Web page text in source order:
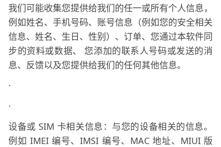
我们可能收集您提供给我们的任一或所有个人信息，
例如姓名、手机号码、账号信息（例如您的安全相关
信息、姓名、生日、性别）、订单、您通过本软件同
步的资料或数据、
您添加的联系人号码或发送的消
息、反馈以及您提供给我们的任何其他信息。
·
·
设备或 SIM 卡相关信息：与您的设备相关的信息。
例如 IMEI 编号、IMSI 编号、MAC 地址、MIUI 版